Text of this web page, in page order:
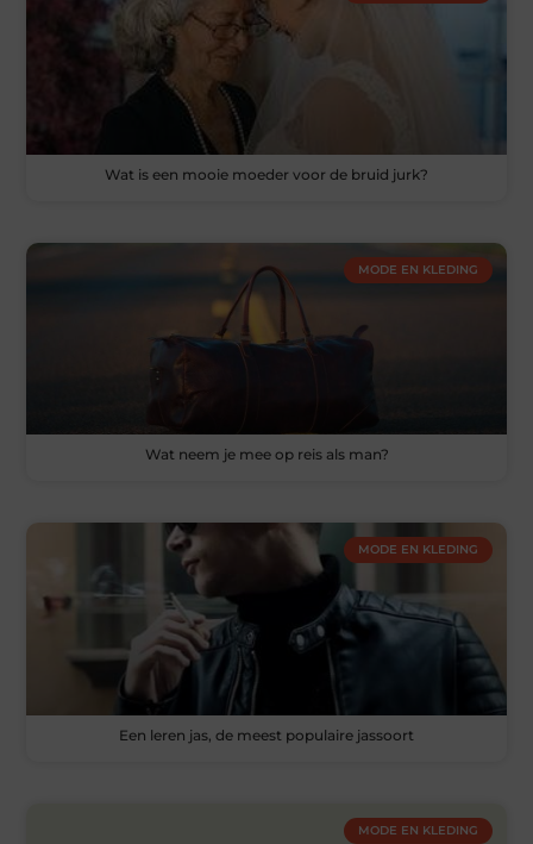
Wat is een mooie moeder voor de bruid jurk?
MODE EN KLEDING
Wat neem je mee op reis als man?
MODE EN KLEDING
Een leren jas, de meest populaire jassoort
MODE EN KLEDING